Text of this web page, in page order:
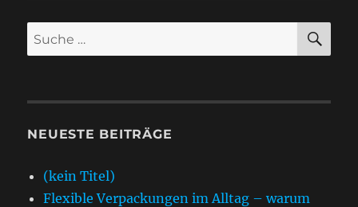
Suche
nach:
NEUESTE BEITRÄGE
(kein Titel)
Flexible Verpackungen im Alltag – warum